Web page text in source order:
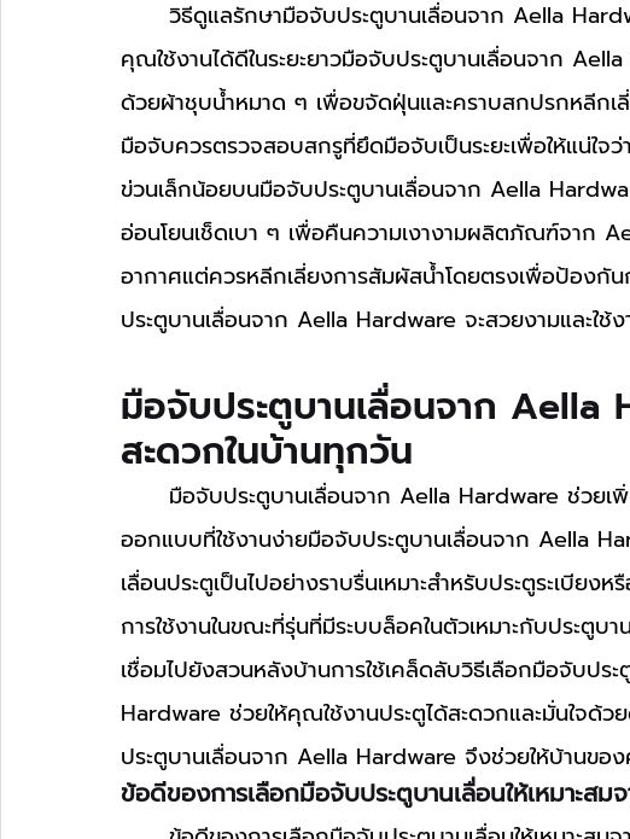
คุณใช้งานได้ดีในระยะยาวมือจับประตูบานเลื่อนจาก
ด้วยผ้าชุบน้ำหมาด ๆ เพื่อขจัดฝุ่นและคราบสกปรกหลีกเ
มือจับควรตรวจสอบสกรูที่ยึดมือจับเป็นระยะเพื่อให้แน่ใจ
ข่วนเล็กน้อยบนมือจับประตูบานเลื่อนจาก Aella
อ่อนโยนเช็ดเบา ๆ เพื่อคืนความเงางามผลิตภัณฑ์จาก
อากาศแต่ควรหลีกเลี่ยงการสัมผัสน้ำโดยตรงเพื่อป้องกั
ประตูบานเลื่อนจาก Aella Hardware จะสวยงามและใช้
มือจับประตูบานเลื่อนจาก Aella
สะดวกในบ้านทุกวัน
ออกแบบที่ใช้งานง่ายมือจับประตูบานเลื่อนจาก Aella
เลื่อนประตูเป็นไปอย่างราบรื่นเหมาะสำหรับประตูระเบีย
การใช้งานในขณะที่รุ่นที่มีระบบล็อคในตัวเหมาะกับประตู
เชื่อมไปยังสวนหลังบ้านการใช้เคล็ดลับวิธีเลือกมือจับประ
Hardware ช่วยให้คุณใช้งานประตูได้สะดวกและมั่นใจด้ว
ประตูบานเลื่อนจาก Aella Hardware จึงช่วยให้บ้านข
ข้อดีของการเลือกมือจับประตูบานเลื่อนให้เหมาะส